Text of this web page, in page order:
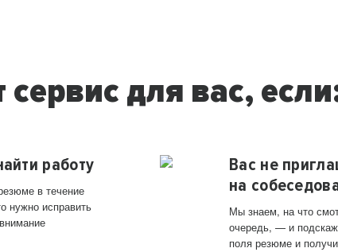
сервис для вас,
работу
в течение
нужно исправить
Вас не
на
Мы знаем, на что
очередь, — и
поля резюме и